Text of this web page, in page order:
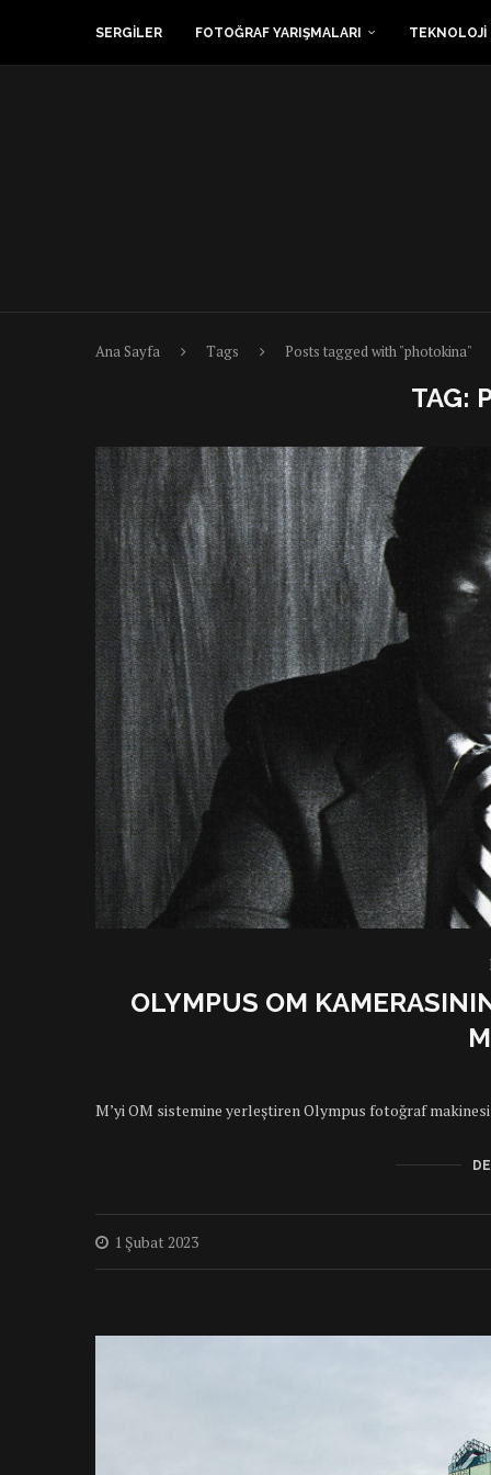
SERGİLER FOTOĞRAF YARIŞMALARI TEKNOLOJİ
Ana Sayfa Tags Posts tagged with "photokina"
TAG:
OLYMPUS OM
M’yi OM sistemine yerleştiren Olympus fotoğraf
1 Şubat 2023